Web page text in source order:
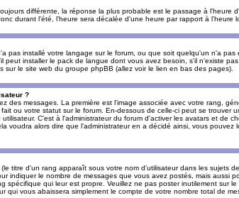
différente, la réponse la plus probable est le passage à l'heure
durant l'été, l'heure sera décalée d'une heure par rapport à l'heure
pas installé votre langage sur le forum, ou que soit quelqu'un n'a pas
installer le pack de langue dont vous avez besoin, s'il n'existe
le site web du groupe phpBB (allez voir le lien en bas des pages).
?
des messages. La première est l'image associée avec votre rang,
ou votre statut sur le forum. En-dessous de celle-ci peut se trouver
C'est à l'administrateur du forum d'activer les avatars et de
voudra alors dire que l'administrateur en a décidé ainsi, vous pouvez
titre d'un rang apparaît sous votre nom d'utilisateur dans les sujets
indiquer le nombre de messages que vous avez postés, mais aussi
spécifique qui leur est propre. Veuillez ne pas poster inutilement sur
vous abaissera simplement le compte de votre nombre total de